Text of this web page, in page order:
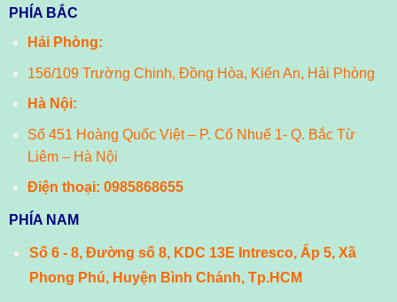
PHÍA BẮC
Hải Phòng:
156/109 Trường Chinh, Đồng Hòa, Kiến An, Hải Phòng
Hà Nội:
Số 451 Hoàng Quốc Việt – P. Cổ Nhuế 1- Q. Bắc Từ
Liêm – Hà Nội
Điện thoại: 0985868655
PHÍA NAM
Số 6 - 8, Đường số 8, KDC 13E Intresco, Ấp 5, Xã
Phong Phú, Huyện Bình Chánh, Tp.HCM